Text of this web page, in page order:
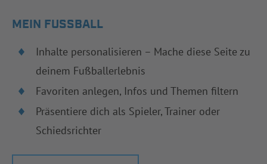
MEIN FUSSBALL
Inhalte personalisieren – Mache diese Seite zu
deinem Fußballerlebnis
Favoriten anlegen, Infos und Themen filtern
Präsentiere dich als Spieler, Trainer oder
Schiedsrichter